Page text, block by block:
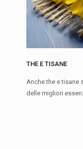
THE E TISANE
Anche the e tisane
delle migliori